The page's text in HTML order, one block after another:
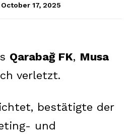
October 17, 2025
Qarabağ FK, Musa
verletzt.
bestätigte der
und